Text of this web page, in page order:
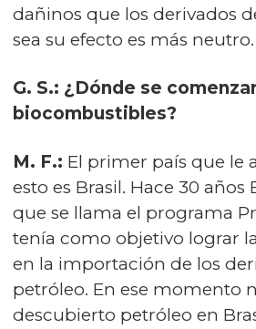
dañinos que los derivados
sea su efecto es más neutro.
G. S.: ¿Dónde se
biocombustibles?
M. F.: El primer país que le
esto es Brasil. Hace 30 años
que se llama el programa
tenía como objetivo lograr
en la importación de los
petróleo. En ese momento
descubierto petróleo en